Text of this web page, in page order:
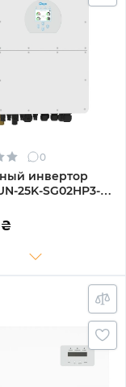
0
инвертор
25K-SG02HP3-EU
380V
₴